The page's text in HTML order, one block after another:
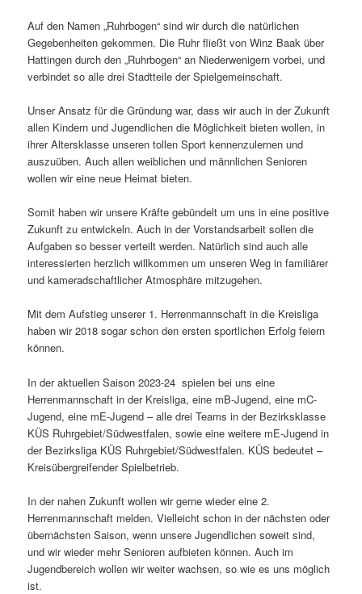
Auf den Namen „Ruhrbogen“ sind wir durch die natürlichen
Gegebenheiten gekommen. Die Ruhr fließt von Winz Baak über
Hattingen durch den „Ruhrbogen“ an Niederwenigern vorbei, und
verbindet so alle drei Stadtteile der Spielgemeinschaft.
Unser Ansatz für die Gründung war, dass wir auch in der Zukunft
allen Kindern und Jugendlichen die Möglichkeit bieten wollen, in
ihrer Altersklasse unseren tollen Sport kennenzulernen und
auszuüben. Auch allen weiblichen und männlichen Senioren
wollen wir eine neue Heimat bieten.
Somit haben wir unsere Kräfte gebündelt um uns in eine positive
Zukunft zu entwickeln. Auch in der Vorstandsarbeit sollen die
Aufgaben so besser verteilt werden. Natürlich sind auch alle
interessierten herzlich willkommen um unseren Weg in familiärer
und kameradschaftlicher Atmosphäre mitzugehen.
Mit dem Aufstieg unserer 1. Herrenmannschaft in die Kreisliga
haben wir 2018 sogar schon den ersten sportlichen Erfolg feiern
können.
In der aktuellen Saison 2023-24 spielen bei uns eine
Herrenmannschaft in der Kreisliga, eine mB-Jugend, eine mC-
Jugend, eine mE-Jugend – alle drei Teams in der Bezirksklasse
KÜS Ruhrgebiet/Südwestfalen, sowie eine weitere mE-Jugend in
der Bezirksliga KÜS Ruhrgebiet/Südwestfalen. KÜS bedeutet –
Kreisübergreifender Spielbetrieb.
In der nahen Zukunft wollen wir gerne wieder eine 2.
Herrenmannschaft melden. Vielleicht schon in der nächsten oder
übernächsten Saison, wenn unsere Jugendlichen soweit sind,
und wir wieder mehr Senioren aufbieten können. Auch im
Jugendbereich wollen wir weiter wachsen, so wie es uns möglich
ist.